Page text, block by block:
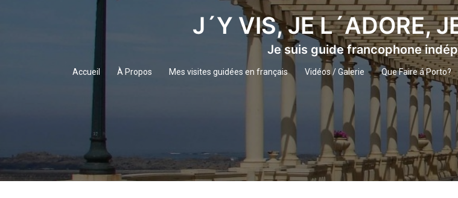
J´Y VIS, JE L´ADORE,
Je suis guide francophone
Accueil À Propos Mes visites guidées en français Vidéos / Galerie Que Faire á Porto?